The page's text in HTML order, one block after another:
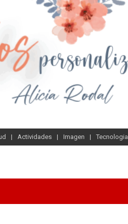
Actividades Imagen Tecnologia